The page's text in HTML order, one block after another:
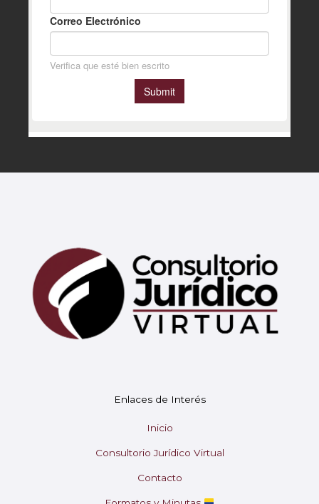
Enlaces de Interés
Inicio
Consultorio Jurídico Virtual
Contacto
Mary
Soy Mary tu asistente virtual.